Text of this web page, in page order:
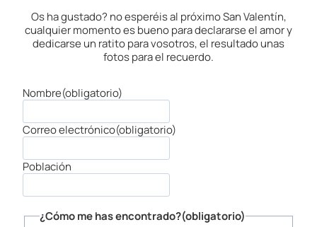
Os ha gustado? no esperéis al próximo San Valentín,
cualquier momento es bueno para declararse el amor y
dedicarse un ratito para vosotros, el resultado unas
fotos para el recuerdo.
Nombre(obligatorio)
Correo electrónico(obligatorio)
Población
¿Cómo me has encontrado?(obligatorio)